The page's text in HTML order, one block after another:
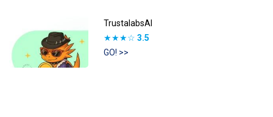
TrustalabsAI
★★★☆ 3.5
GO! >>